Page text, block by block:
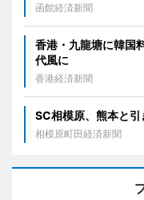
函館経済新聞
香港・九龍塘に韓
代風に
香港経済新聞
SC相模原、熊本と
相模原町田経済新聞